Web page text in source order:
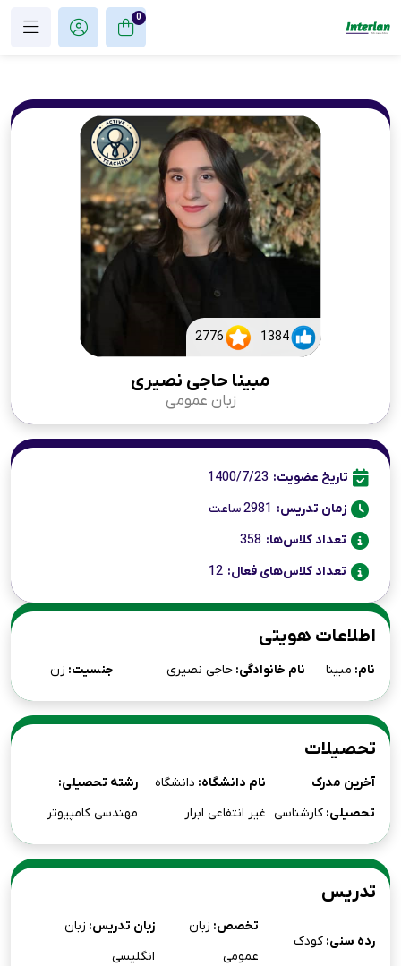
0
1384
2776
مبینا حاجی نصیری
زبان عمومی
تاریخ عضویت: 1400/7/23
زمان تدریس: 2981 ساعت
تعداد کلاس‌ها: 358
تعداد کلاس‌های فعال: 12
اطلاعات هویتی
نام: مبینا نام خانوادگی: حاجی نصیری جنسیت: زن
تحصیلات
آخرین مدرک
تحصیلی: کارشناسی
نام دانشگاه: دانشگاه
غیر انتفاعی ابرار
رشته تحصیلی:
مهندسی کامپیوتر
تدریس
رده سنی: کودک
تخصص: زبان
عمومی
زبان تدریس: زبان
انگلیسی